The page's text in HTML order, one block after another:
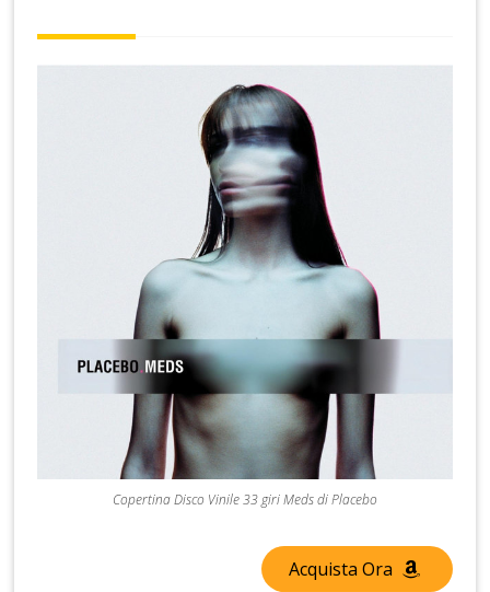
Copertina Disco Vinile 33 giri Meds di Placebo
Acquista Ora